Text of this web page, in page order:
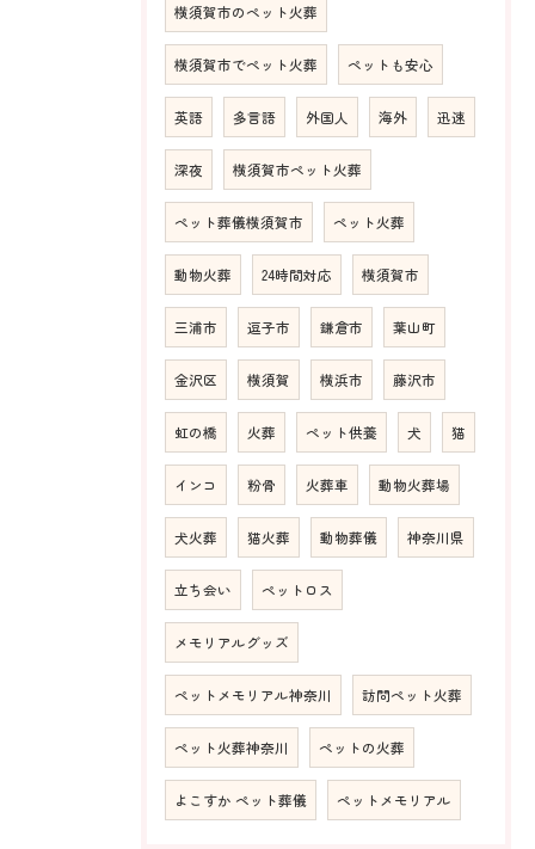
横須賀市のペット火葬
横須賀市でペット火葬 ペットも安心
英語 多言語 外国人 海外 迅速
深夜 横須賀市ペット火葬
ペット葬儀横須賀市 ペット火葬
動物火葬 24時間対応 横須賀市
三浦市 逗子市 鎌倉市 葉山町
金沢区 横須賀 横浜市 藤沢市
虹の橋 火葬 ペット供養 犬 猫
インコ 粉骨 火葬車 動物火葬場
犬火葬 猫火葬 動物葬儀 神奈川県
立ち会い ペットロス
メモリアルグッズ
ペットメモリアル神奈川 訪問ペット火葬
ペット火葬神奈川 ペットの火葬
よこすか ペット葬儀 ペットメモリアル